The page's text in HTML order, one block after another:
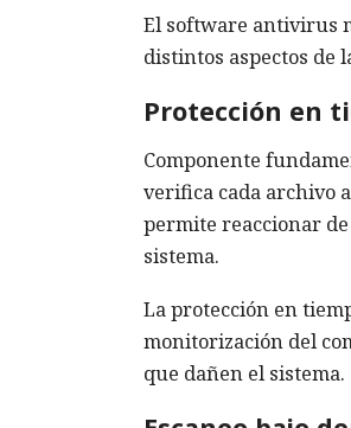
El software antivirus
distintos aspectos de
Protección en
Componente
verifica cada archivo
permite reaccionar
sistema.
La protección en
monitorización del
que dañen el sistema.